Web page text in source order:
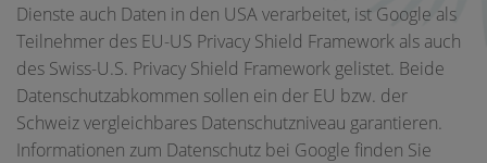
Dienste auch Daten in den USA verarbeitet, ist Google als
Teilnehmer des EU-US Privacy Shield Framework als auch
des Swiss-U.S. Privacy Shield Framework gelistet. Beide
Datenschutzabkommen sollen ein der EU bzw. der
Schweiz vergleichbares Datenschutzniveau garantieren.
Informationen zum Datenschutz bei Google finden Sie